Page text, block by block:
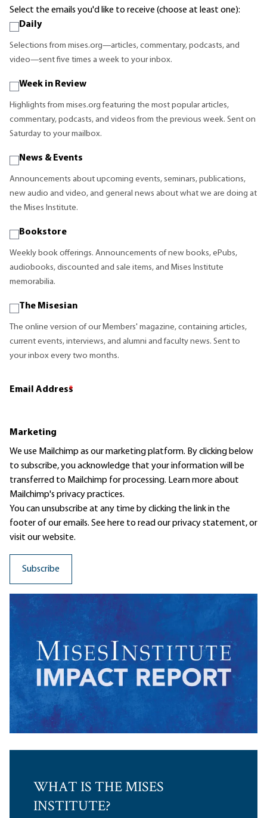
Select the emails you'd like to receive (choose at least one):
Daily
Selections from mises.org—articles, commentary, podcasts, and
video—sent five times a week to your inbox.
Week in Review
Highlights from mises.org featuring the most popular articles,
commentary, podcasts, and videos from the previous week. Sent on
Saturday to your mailbox.
News & Events
Announcements about upcoming events, seminars, publications,
new audio and video, and general news about what we are doing at
the Mises Institute.
Bookstore
Weekly book offerings. Announcements of new books, ePubs,
audiobooks, discounted and sale items, and Mises Institute
memorabilia.
The Misesian
The online version of our Members' magazine, containing articles,
current events, interviews, and alumni and faculty news. Sent to
your inbox every two months.
Email Address
*
Marketing
We use Mailchimp as our marketing platform. By clicking below
to subscribe, you acknowledge that your information will be
transferred to Mailchimp for processing. Learn moreabout
Mailchimp's privacy practices.
You can unsubscribe at any time by clicking the link in the
footer of our emails. See here to read ourprivacy statement, or
visit our website.
WHAT IS THE MISES
INSTITUTE?